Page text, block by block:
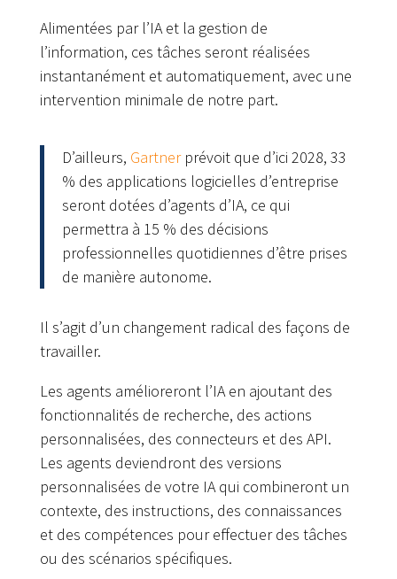
Alimentées par l’IA et la gestion de
l’information, ces tâches seront réalisées
instantanément et automatiquement, avec une
intervention minimale de notre part.
D’ailleurs, Gartner prévoit que d’ici 2028, 33
% des applications logicielles d’entreprise
seront dotées d’agents d’IA, ce qui
permettra à 15 % des décisions
professionnelles quotidiennes d’être prises
de manière autonome.
Il s’agit d’un changement radical des façons de
travailler.
Les agents amélioreront l’IA en ajoutant des
fonctionnalités de recherche, des actions
personnalisées, des connecteurs et des API.
Les agents deviendront des versions
personnalisées de votre IA qui combineront un
contexte, des instructions, des connaissances
et des compétences pour effectuer des tâches
ou des scénarios spécifiques.